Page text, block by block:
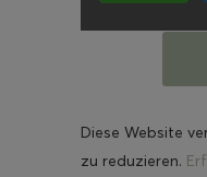
Diese Website
zu reduzieren.